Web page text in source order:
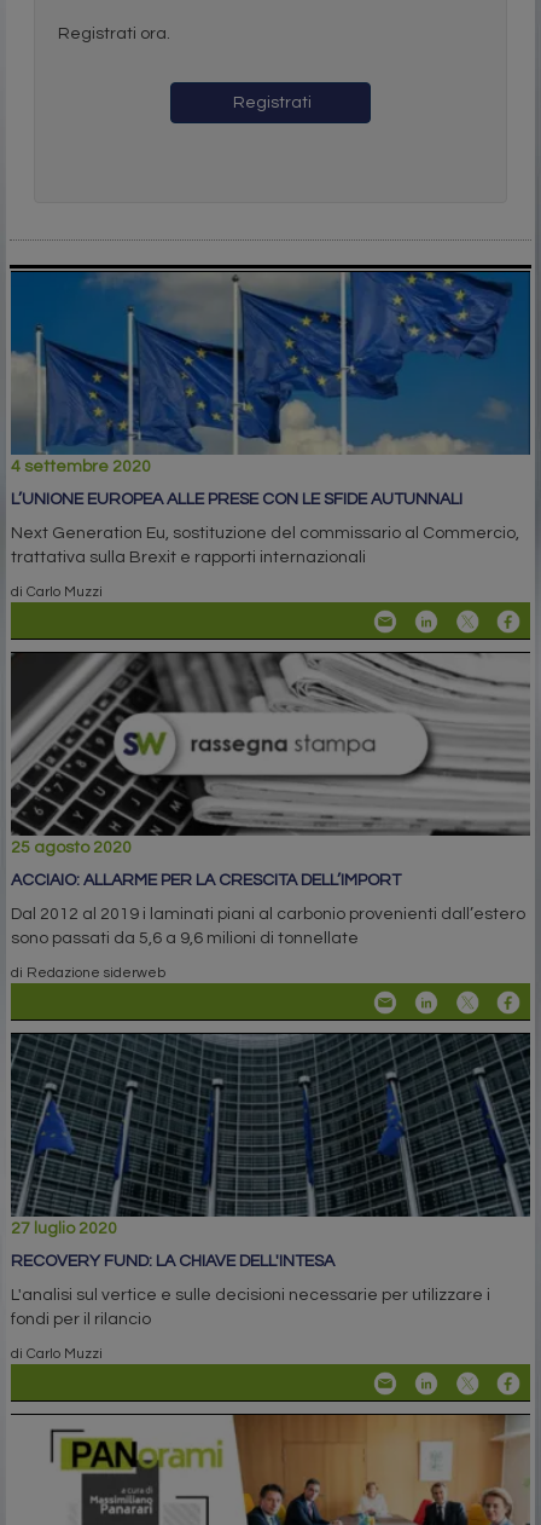
Registrati ora.
Registrati
4 settembre 2020
L’UNIONE EUROPEA ALLE PRESE CON LE SFIDE AUTUNNALI
Next Generation Eu, sostituzione del commissario al Commercio,
trattativa sulla Brexit e rapporti internazionali
di Carlo Muzzi
25 agosto 2020
ACCIAIO: ALLARME PER LA CRESCITA DELL’IMPORT
Dal 2012 al 2019 i laminati piani al carbonio provenienti dall’estero
sono passati da 5,6 a 9,6 milioni di tonnellate
di Redazione siderweb
27 luglio 2020
RECOVERY FUND: LA CHIAVE DELL'INTESA
L'analisi sul vertice e sulle decisioni necessarie per utilizzare i
fondi per il rilancio
di Carlo Muzzi